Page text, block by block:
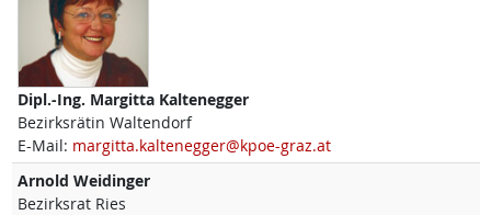
Dipl.-Ing. Margitta Kaltenegger
Bezirksrätin Waltendorf
E-Mail: margitta.kaltenegger@kpoe-graz.at
Arnold Weidinger
Bezirksrat Ries